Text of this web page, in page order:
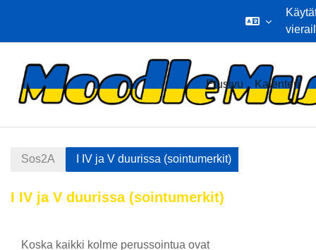
Etusivu Kalenteri
Sos2A I IV ja V duurissa (sointumerkit)
I IV ja V duurissa (sointumerkit)
Osion ääriviiva
Koska kaikki kolme perussointua ovat